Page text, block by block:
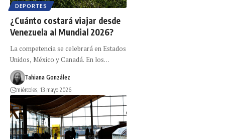
DEPORTES
¿Cuánto costará viajar desde
Venezuela al Mundial 2026?
La competencia se celebrará en Estados
Unidos, México y Canadá. En los…
Tahiana González
miércoles, 13 mayo 2026